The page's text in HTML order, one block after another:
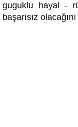
guguklu hayal -
başarısız